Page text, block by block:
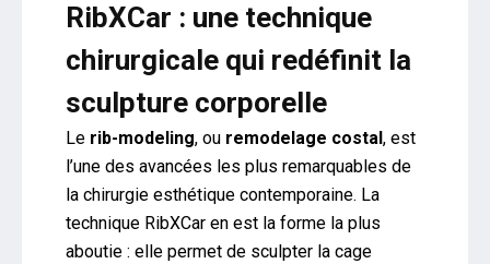
RibXCar : une technique
chirurgicale qui redéfinit la
sculpture corporelle
Le rib-modeling, ou remodelage costal , est
l’une des avancées les plus remarquables de
la chirurgie esthétique contemporaine. La
technique RibXCar en est la forme la plus
aboutie : elle permet de sculpter la cage